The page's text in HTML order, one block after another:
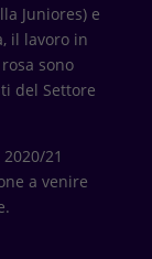
Juniores) e
il lavoro in
sono
del Settore
21
a venire